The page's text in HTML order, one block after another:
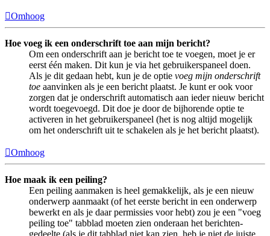
Omhoog
Hoe voeg ik een onderschrift toe aan mijn bericht?
Om een onderschrift aan je bericht toe te voegen, moet je er
eerst één maken. Dit kun je via het gebruikerspaneel doen.
Als je dit gedaan hebt, kun je de optie voeg mijn onderschrift
toe aanvinken als je een bericht plaatst. Je kunt er ook voor
zorgen dat je onderschrift automatisch aan ieder nieuw bericht
wordt toegevoegd. Dit doe je door de bijhorende optie te
activeren in het gebruikerspaneel (het is nog altijd mogelijk
om het onderschrift uit te schakelen als je het bericht plaatst).
Omhoog
Hoe maak ik een peiling?
Een peiling aanmaken is heel gemakkelijk, als je een nieuw
onderwerp aanmaakt (of het eerste bericht in een onderwerp
bewerkt en als je daar permissies voor hebt) zou je een "voeg
peiling toe" tabblad moeten zien onderaan het berichten-